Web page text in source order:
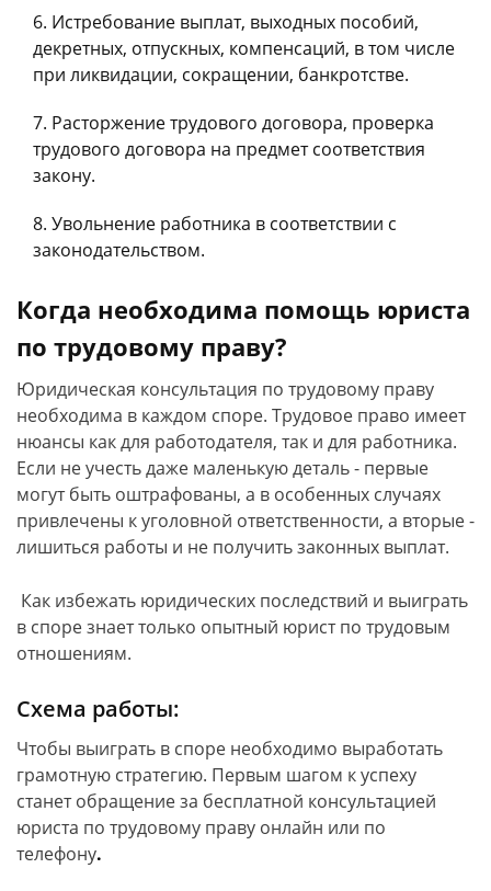
Истребование выплат, выходных пособий,
декретных, отпускных, компенсаций, в том числе
при ликвидации, сокращении, банкротстве.
Расторжение трудового договора, проверка
трудового договора на предмет соответствия
закону.
Увольнение работника в соответствии с
законодательством.
Когда необходима помощь юриста
по трудовому праву?
Юридическая консультация по трудовому праву
необходима в каждом споре. Трудовое право имеет
нюансы как для работодателя, так и для работника.
Если не учесть даже маленькую деталь - первые
могут быть оштрафованы, а в особенных случаях
привлечены к уголовной ответственности, а вторые -
лишиться работы и не получить законных выплат.
Как избежать юридических последствий и выиграть
в споре знает только опытный юрист по трудовым
отношениям.
Схема работы:
Чтобы выиграть в споре необходимо выработать
грамотную стратегию. Первым шагом к успеху
станет обращение за бесплатной консультацией
юриста по трудовому праву онлайн или по
телефону.